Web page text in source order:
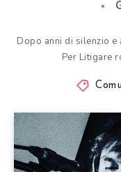
Dopo anni di silenzio
Per Litigare